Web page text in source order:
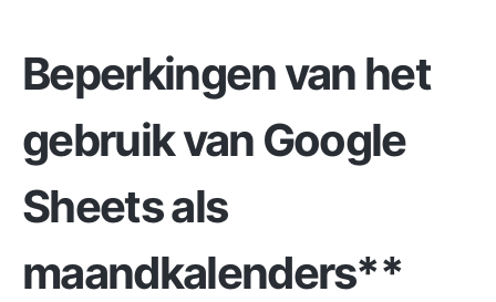
Beperkingen van het
gebruik van Google
Sheets als
maandkalenders**